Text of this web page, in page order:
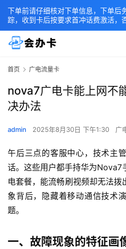
首页 广电流量卡
nova7广电卡能上网不
决办法
admin 2025年8月30日 下午1:30 广
午后三点的客服中心，技术主
话。这些用户都手持华为Nova7
电套餐，能流畅刷视频却无法
象背后，隐藏着移动通信技术
题。
一、故障现象的特征画
下单前请仔细核对下单信息，下单后
踪，收到卡后按要求首冲话费激活，